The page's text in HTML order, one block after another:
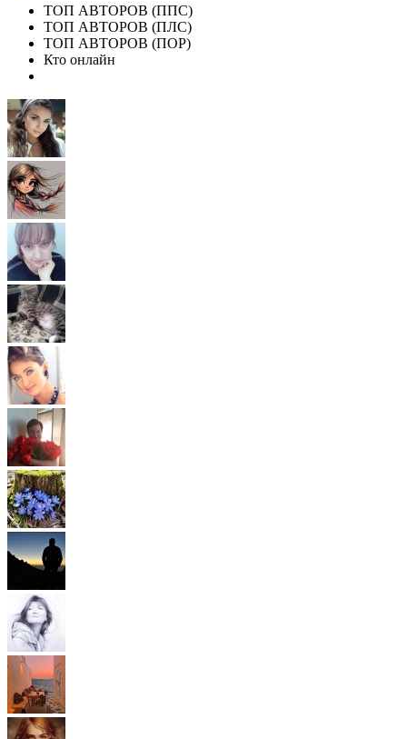
ТОП АВТОРОВ (ППС)
ТОП АВТОРОВ (ПЛС)
ТОП АВТОРОВ (ПОР)
Кто онлайн